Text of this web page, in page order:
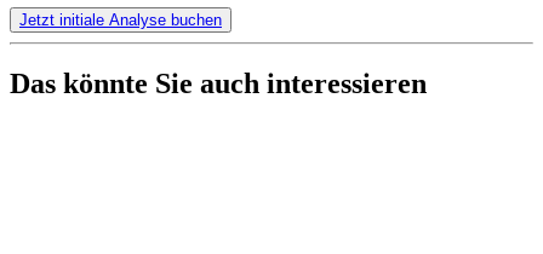
Jetzt initiale Analyse buchen
Das könnte Sie auch interessieren